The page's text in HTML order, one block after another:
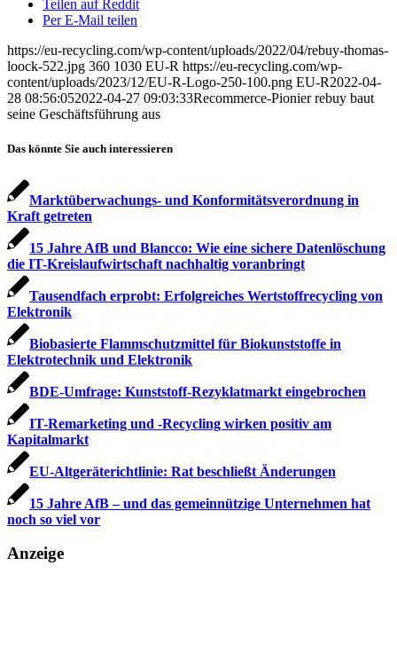
Teilen auf Reddit
Per E-Mail teilen
https://eu-recycling.com/wp-content/uploads/2022/04/rebuy-thomas-
loock-522.jpg 360 1030 EU-R https://eu-recycling.com/wp-
content/uploads/2023/12/EU-R-Logo-250-100.png EU-R2022-04-
28 08:56:052022-04-27 09:03:33Recommerce-Pionier rebuy baut
seine Geschäftsführung aus
Das könnte Sie auch interessieren
Marktüberwachungs- und Konformitäts­verordnung in
Kraft getreten
15 Jahre AfB und Blancco: Wie eine sichere Datenlöschung
die IT-Kreislaufwirtschaft nachhaltig voranbringt
Tausendfach erprobt: Erfolgreiches Wertstoffrecycling von
Elektronik
Biobasierte Flammschutzmittel für Biokunststoffe in
Elektrotechnik und Elektronik
BDE-Umfrage: Kunststoff-Rezyklatmarkt eingebrochen
IT-Remarketing und -Recycling wirken positiv am
Kapitalmarkt
EU-Altgeräterichtlinie: Rat beschließt Änderungen
15 Jahre AfB – und das gemeinnützige Unternehmen hat
noch so viel vor
Anzeige